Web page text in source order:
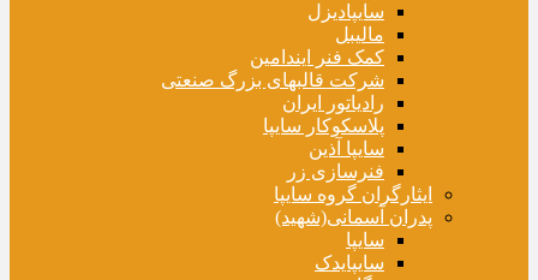
سایپادیزل
مالیبل
کمک فنر ایندامین
شرکت قالبهای بزرگ صنعتی
رادیاتور ایران
پلاسکوکار سایپا
سایپا آذین
فنرسازی زر
ایثارگران گروه سایپا
پدران آسمانی(شهید)
سایپا
سایپایدک